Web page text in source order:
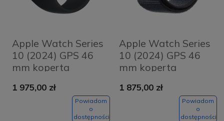
Apple Watch Series
10 (2024) GPS 46
mm koperta
Black + pasek
Black Sport Band
1 975,00 zł
Powiadom
o
dostępności
Apple Watch Series
10 (2024) GPS 46
mm koperta
Black + pasek Ink
1 875,00 zł
Powiadom
o
dostępności